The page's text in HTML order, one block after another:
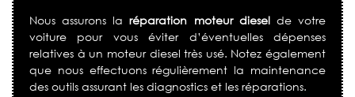
Nous assurons laréparation moteur dieselde votre
voiture pour vous éviter d’éventuelles dépenses
relatives à un moteur diesel très usé. Notez également
que nous effectuons régulièrement la maintenance
des outils assurant les diagnostics et les réparations.